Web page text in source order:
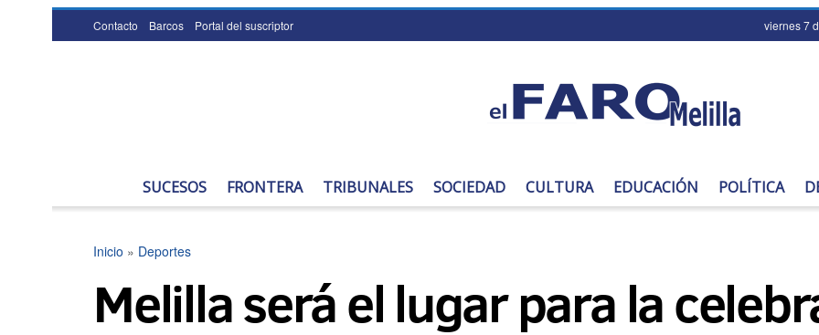
Contacto Barcos Portal del suscriptor viernes 7
SUCESOS FRONTERA TRIBUNALES SOCIEDAD CULTURA EDUCACIÓN POLÍTICA
Inicio » Deportes
Melilla será el lugar para la